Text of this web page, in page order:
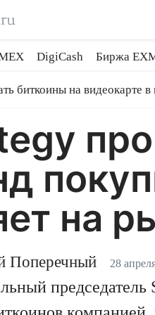
DigiCash
Биржа
биткоины на видеокарте
на
Поперечный 28